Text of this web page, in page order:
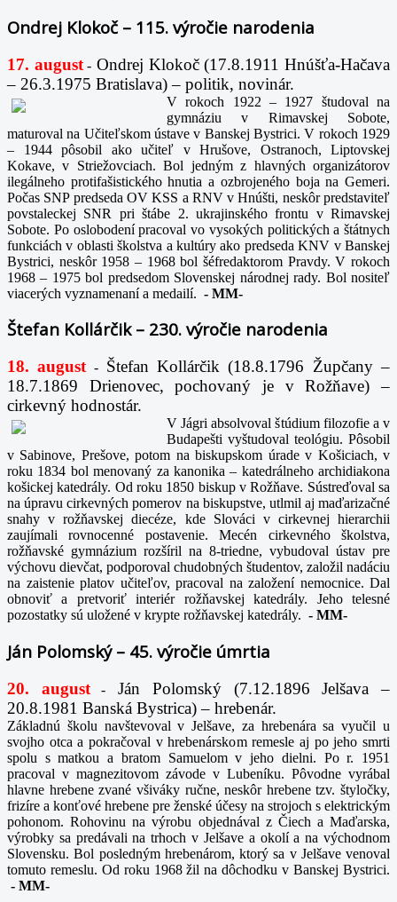
Ondrej Klokoč – 115. výročie narodenia
17. august- Ondrej Klokoč (17.8.1911 Hnúšťa-Hačava
– 26.3.1975 Bratislava) – politik, novinár.
V rokoch 1922 – 1927 študoval na
gymnáziu v Rimavskej Sobote,
maturoval na Učiteľskom ústave v Banskej Bystrici. V rokoch 1929
– 1944 pôsobil ako učiteľ v Hrušove, Ostranoch, Liptovskej
Kokave, v Striežovciach. Bol jedným z hlavných organizátorov
ilegálneho protifašistického hnutia a ozbrojeného boja na Gemeri.
Počas SNP predseda OV KSS a RNV v Hnúšti, neskôr predstaviteľ
povstaleckej SNR pri štábe 2. ukrajinského frontu v Rimavskej
Sobote. Po oslobodení pracoval vo vysokých politických a štátnych
funkciách v oblasti školstva a kultúry ako predseda KNV v Banskej
Bystrici, neskôr 1958 – 1968 bol šéfredaktorom Pravdy. V rokoch
1968 – 1975 bol predsedom Slovenskej národnej rady. Bol nositeľ
viacerých vyznamenaní a medailí. - MM-
Štefan Kollárčik – 230. výročie narodenia
18. august -
Štefan Kollárčik (18.8.1796 Župčany –
18.7.1869 Drienovec, pochovaný je v Rožňave) –
cirkevný hodnostár.
V Jágri absolvoval štúdium filozofie a v
Budapešti vyštudoval teológiu. Pôsobil
v Sabinove, Prešove, potom na biskupskom úrade v Košiciach, v
roku 1834 bol menovaný za kanonika – katedrálneho archidiakona
košickej katedrály. Od roku 1850 biskup v Rožňave. Sústreďoval sa
na úpravu cirkevných pomerov na biskupstve, utlmil aj maďarizačné
snahy v rožňavskej diecéze, kde Slováci v cirkevnej hierarchii
zaujímali rovnocenné postavenie. Mecén cirkevného školstva,
rožňavské gymnázium rozšíril na 8-triedne, vybudoval ústav pre
výchovu dievčat, podporoval chudobných študentov, založil nadáciu
na zaistenie platov učiteľov, pracoval na založení nemocnice. Dal
obnoviť a pretvoriť interiér rožňavskej katedrály. Jeho telesné
pozostatky sú uložené v krypte rožňavskej katedrály. - MM-
Ján Polomský – 45. výročie úmrtia
20. august-
Ján Polomský (7.12.1896 Jelšava –
20.8.1981 Banská Bystrica) – hrebenár.
Základnú školu navštevoval v Jelšave, za hrebenára sa vyučil u
svojho otca a pokračoval v hrebenárskom remesle aj po jeho smrti
spolu s matkou a bratom Samuelom v jeho dielni. Po r. 1951
pracoval v magnezitovom závode v Lubeníku. Pôvodne vyrábal
hlavne hrebene zvané všiváky ručne, neskôr hrebene tzv. štyločky,
frizíre a konťové hrebene pre ženské účesy na strojoch s elektrickým
pohonom. Rohovinu na výrobu objednával z Čiech a Maďarska,
výrobky sa predávali na trhoch v Jelšave a okolí a na východnom
Slovensku. Bol posledným hrebenárom, ktorý sa v Jelšave venoval
tomuto remeslu. Od roku 1968 žil na dôchodku v Banskej Bystrici.
- MM-